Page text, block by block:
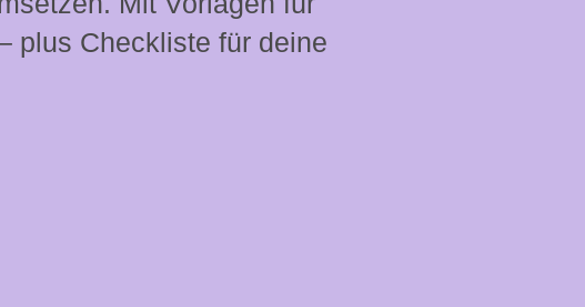
plus Checkliste für deine